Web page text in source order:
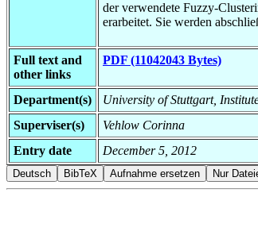
der verwendete Fuzzy-
erarbeitet. Sie werden
Full text and
other links
PDF (11042043 Bytes)
Department(s)
University of Stuttgart,
Superviser(s)
Vehlow Corinna
Entry date
December 5, 2012